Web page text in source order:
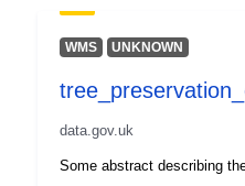
Izvor:
Identifikatorji:
WMS UNKNOWN
data.gov.uk
Some abstract describing